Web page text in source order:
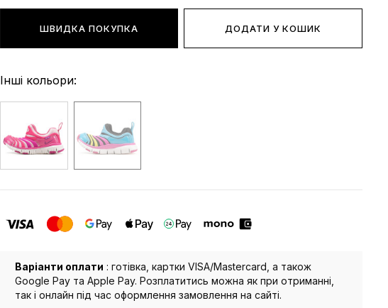
ШВИДКА ПОКУПКА ДОДАТИ У КОШИК
Інші кольори:
Варіанти оплати : готівка, картки VISA/Mastercard, а також
Google Pay та Apple Pay. Розплатитись можна як при отриманні,
так і онлайн під час оформлення замовлення на сайті.